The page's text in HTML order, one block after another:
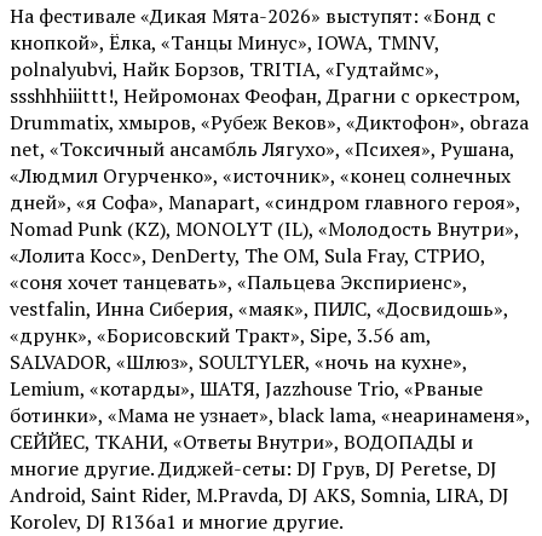
На фестивале «Дикая Мята-2026» выступят: «Бонд с
кнопкой», Ёлка, «Танцы Минус», IOWA, TMNV,
polnalyubvi, Найк Борзов, TRITIA, «Гудтаймс»,
ssshhhiiittt!, Нейромонах Феофан, Драгни с оркестром,
Drummatix, хмыров, «Рубеж Веков», «Диктофон», obraza
net, «Токсичный ансамбль Лягухо», «Психея», Рушана,
«Людмил Огурченко», «источник», «конец солнечных
дней», «я Софа», Manapart, «синдром главного героя»,
Nomad Punk (KZ), MONOLYT (IL), «Молодость Внутри»,
«Лолита Косс», DenDerty, The OM, Sula Fray, СТРИО,
«соня хочет танцевать», «Пальцева Экспириенс»,
vestfalin, Инна Сиберия, «маяк», ПИЛС, «Досвидошь»,
«друнк», «Борисовский Тракт», Sipe, 3.56 am,
SALVADOR, «Шлюз», SOULTYLER, «ночь на кухне»,
Lemium, «котарды», ШАТЯ, Jazzhouse Trio, «Рваные
ботинки», «Мама не узнает», black lama, «неаринаменя»,
СЕЙЙЕС, ТКАНИ, «Ответы Внутри», ВОДОПАДЫ и
многие другие. Диджей-сеты: DJ Грув, DJ Peretse, DJ
Android, Saint Rider, М.Pravda, DJ AKS, Somnia, LIRA, DJ
Korolev, DJ R136a1 и многие другие.